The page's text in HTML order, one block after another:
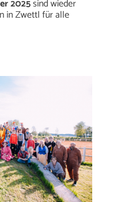
2025sind wieder
in Zwettl für alle